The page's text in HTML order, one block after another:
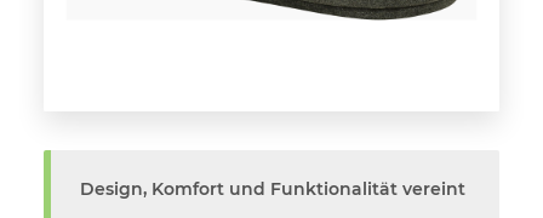
Design, Komfort und Funktionalität vereint